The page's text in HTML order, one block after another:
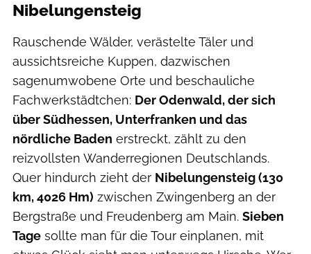
Nibelungensteig
Rauschende Wälder, verästelte Täler und
aussichtsreiche Kuppen, dazwischen
sagenumwobene Orte und beschauliche
Fachwerkstädtchen: Der Odenwald, der sich
über Südhessen, Unterfranken und das
nördliche Baden erstreckt, zählt zu den
reizvollsten Wanderregionen Deutschlands.
Quer hindurch zieht der Nibelungensteig (130
km, 4026 Hm) zwischen Zwingenberg an der
Bergstraße und Freudenberg am Main. Sieben
Tage sollte man für die Tour einplanen, mit